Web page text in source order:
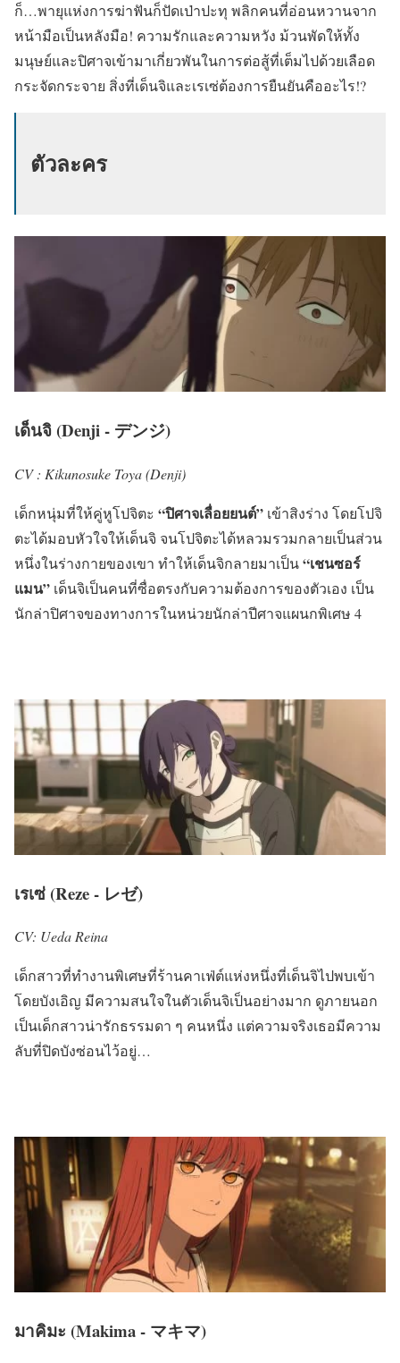
ก็…พายุแห่งการฆ่าฟันก็ปัดเป่าปะทุ พลิกคนที่อ่อนหวานจาก
หน้ามือเป็นหลังมือ! ความรักและความหวัง ม้วนพัดให้ทั้ง
มนุษย์และปิศาจเข้ามาเกี่ยวพันในการต่อสู้ที่เต็มไปด้วยเลือด
กระจัดกระจาย สิ่งที่เด็นจิและเรเซ่ต้องการยืนยันคืออะไร!?
ตัวละคร
เด็นจิ (Denji - デンジ)
CV : Kikunosuke Toya (Denji)
เด็กหนุ่มที่ให้คู่หูโปจิตะ “ปิศาจเลื่อยยนต์” เข้าสิงร่าง โดยโปจิ
ตะได้มอบหัวใจให้เด็นจิ จนโปจิตะได้หลวมรวมกลายเป็นส่วน
หนึ่งในร่างกายของเขา ทำให้เด็นจิกลายมาเป็น“เชนซอร์
แมน” เด็นจิเป็นคนที่ซื่อตรงกับความต้องการของตัวเอง เป็น
นักล่าปิศาจของทางการในหน่วยนักล่าปีศาจแผนกพิเศษ 4
เรเซ่ (Reze - レゼ)
CV: Ueda Reina
เด็กสาวที่ทำงานพิเศษที่ร้านคาเฟ่ต์แห่งหนึ่งที่เด็นจิไปพบเข้า
โดยบังเอิญ มีความสนใจในตัวเด็นจิเป็นอย่างมาก ดูภายนอก
เป็นเด็กสาวน่ารักธรรมดา ๆ คนหนึ่ง แต่ความจริงเธอมีความ
ลับที่ปิดบังซ่อนไว้อยู่…
มาคิมะ (Makima - マキマ)